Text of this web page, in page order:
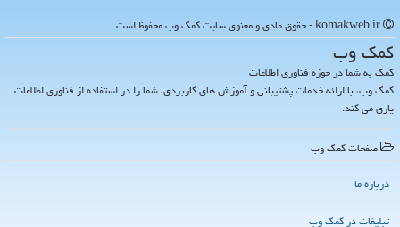
كمك وب
کمک به شما در حوزه فناوری اطلاعات
کمک وب، با ارائه خدمات پشتیبانی و آموزش های کاربردی، شما را در استفاده از فناوری اطلاعات
یاری می کند.
صفحات كمك وب
درباره ما
تبلیغات در كمك وب